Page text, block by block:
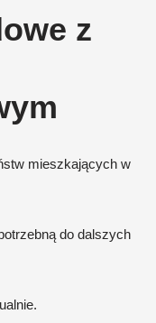
z
mieszkających w
do dalszych